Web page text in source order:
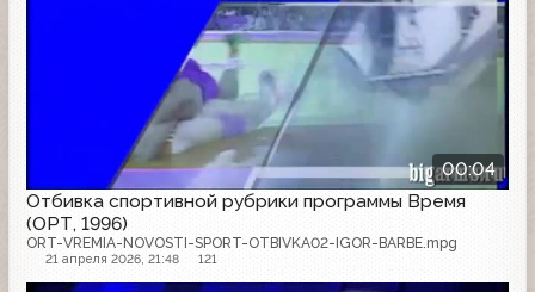
00:04
Отбивка спортивной рубрики программы Время
(ОРТ, 1996)
ORT-VREMIA-NOVOSTI-SPORT-OTBIVKA02-IGOR-BARBE.mpg
21 апреля 2026, 21:48 121